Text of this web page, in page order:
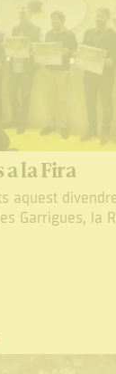
la Fira
aquest
Garrigues, la